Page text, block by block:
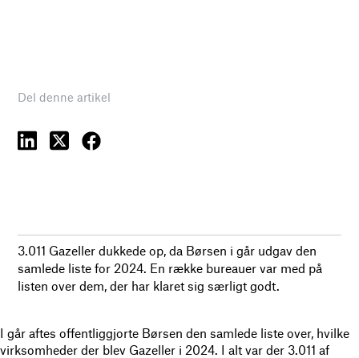
Del denne artikel
3.011 Gazeller dukkede op, da Børsen i går udgav den
samlede liste for 2024. En række bureauer var med på
listen over dem, der har klaret sig særligt godt.
I går aftes offentliggjorte Børsen den samlede liste over, hvilke
virksomheder der blev Gazeller i 2024. I alt var der 3.011 af